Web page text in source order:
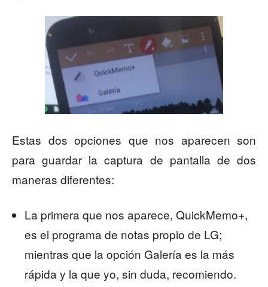
Estas dos opciones que nos aparecen son
para guardar la captura de pantalla de dos
maneras diferentes:
La primera que nos aparece, QuickMemo+,
es el programa de notas propio de LG;
mientras que la opción Galería es la más
rápida y la que yo, sin duda, recomiendo.